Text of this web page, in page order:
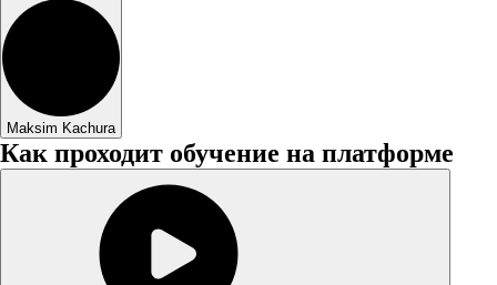
Maksim Kachura
Как проходит обучение на платформе